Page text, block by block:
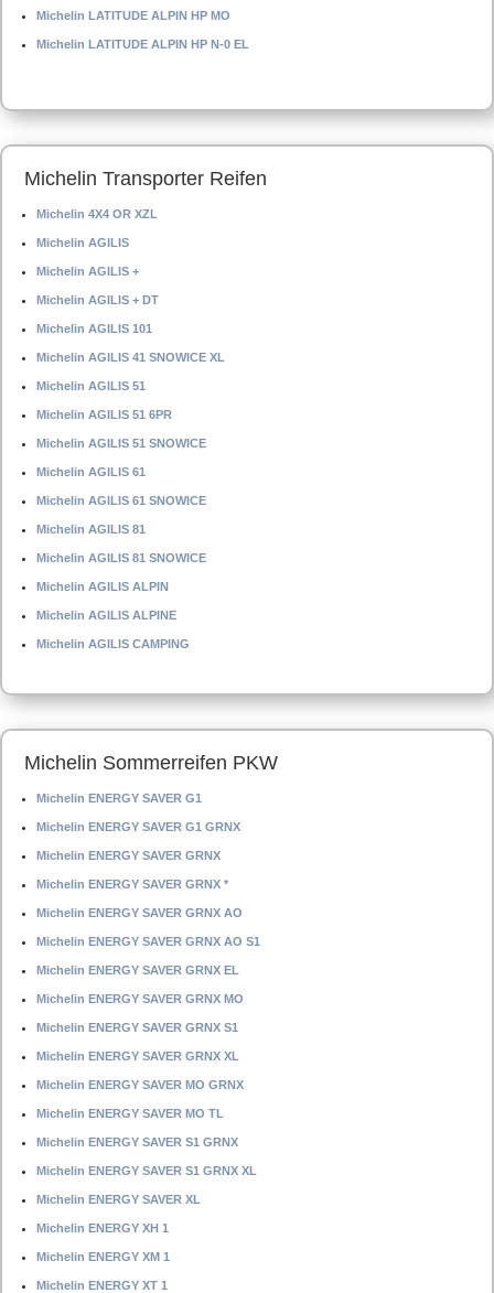
Michelin LATITUDE ALPIN HP MO
Michelin LATITUDE ALPIN HP N-0 EL
Michelin Transporter Reifen
Michelin 4X4 OR XZL
Michelin AGILIS
Michelin AGILIS +
Michelin AGILIS + DT
Michelin AGILIS 101
Michelin AGILIS 41 SNOWICE XL
Michelin AGILIS 51
Michelin AGILIS 51 6PR
Michelin AGILIS 51 SNOWICE
Michelin AGILIS 61
Michelin AGILIS 61 SNOWICE
Michelin AGILIS 81
Michelin AGILIS 81 SNOWICE
Michelin AGILIS ALPIN
Michelin AGILIS ALPINE
Michelin AGILIS CAMPING
Michelin Sommerreifen PKW
Michelin ENERGY SAVER G1
Michelin ENERGY SAVER G1 GRNX
Michelin ENERGY SAVER GRNX
Michelin ENERGY SAVER GRNX *
Michelin ENERGY SAVER GRNX AO
Michelin ENERGY SAVER GRNX AO S1
Michelin ENERGY SAVER GRNX EL
Michelin ENERGY SAVER GRNX MO
Michelin ENERGY SAVER GRNX S1
Michelin ENERGY SAVER GRNX XL
Michelin ENERGY SAVER MO GRNX
Michelin ENERGY SAVER MO TL
Michelin ENERGY SAVER S1 GRNX
Michelin ENERGY SAVER S1 GRNX XL
Michelin ENERGY SAVER XL
Michelin ENERGY XH 1
Michelin ENERGY XM 1
Michelin ENERGY XT 1